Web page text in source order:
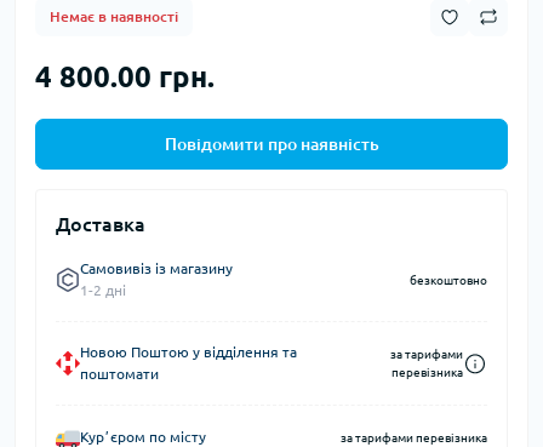
Немає в наявності
4 800.00 грн.
Повідомити про наявність
Доставка
Самовивіз із магазину
1-2 дні
безкоштовно
Новою Поштою у відділення та
поштомати
за тарифами
перевізника
Курʼєром по місту за тарифами перевізника